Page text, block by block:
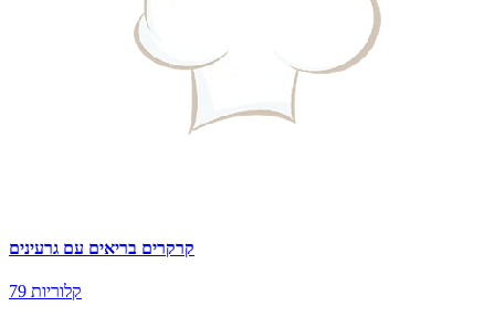
קרקרים בריאים עם גרעינים
79 קלוריות